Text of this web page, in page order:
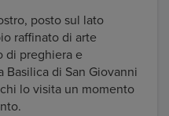
posto sul lato
raffinato di arte
di preghiera e
di San Giovanni
lo visita un momento